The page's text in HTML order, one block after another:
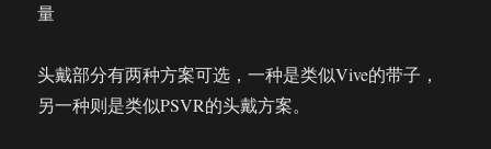
量
头戴部分有两种方案可选，一种是类似Vive的带子，
另一种则是类似PSVR的头戴方案。